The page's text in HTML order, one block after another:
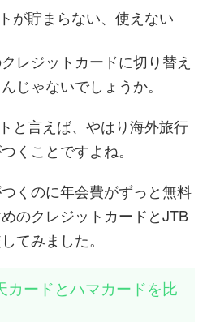
が貯まらない、使えない
レジットカードに切り替え
じゃないでしょうか。
と言えば、やはり海外旅行
くことですよね。
くのに年会費がずっと無料
のクレジットカードとJTB
てみました。
カードとハマカードを比